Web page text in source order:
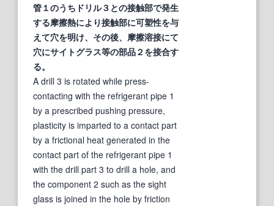
管１のうち ドリル３との接触部で発生
する摩擦熱により接触部に可塑性を与
えて穴を明け、その後、摩擦溶接にて
穴にサイトグラス等の部品２を接合す
る。
A drill 3 is rotated while press-
contacting with the refrigerant pipe 1
by a prescribed pushing pressure,
plasticity is imparted to a contact part
by a frictional heat generated in the
contact part of the refrigerant pipe 1
with the drill part 3 to drill a hole, and
the component 2 such as the sight
glass is joined in the hole by friction